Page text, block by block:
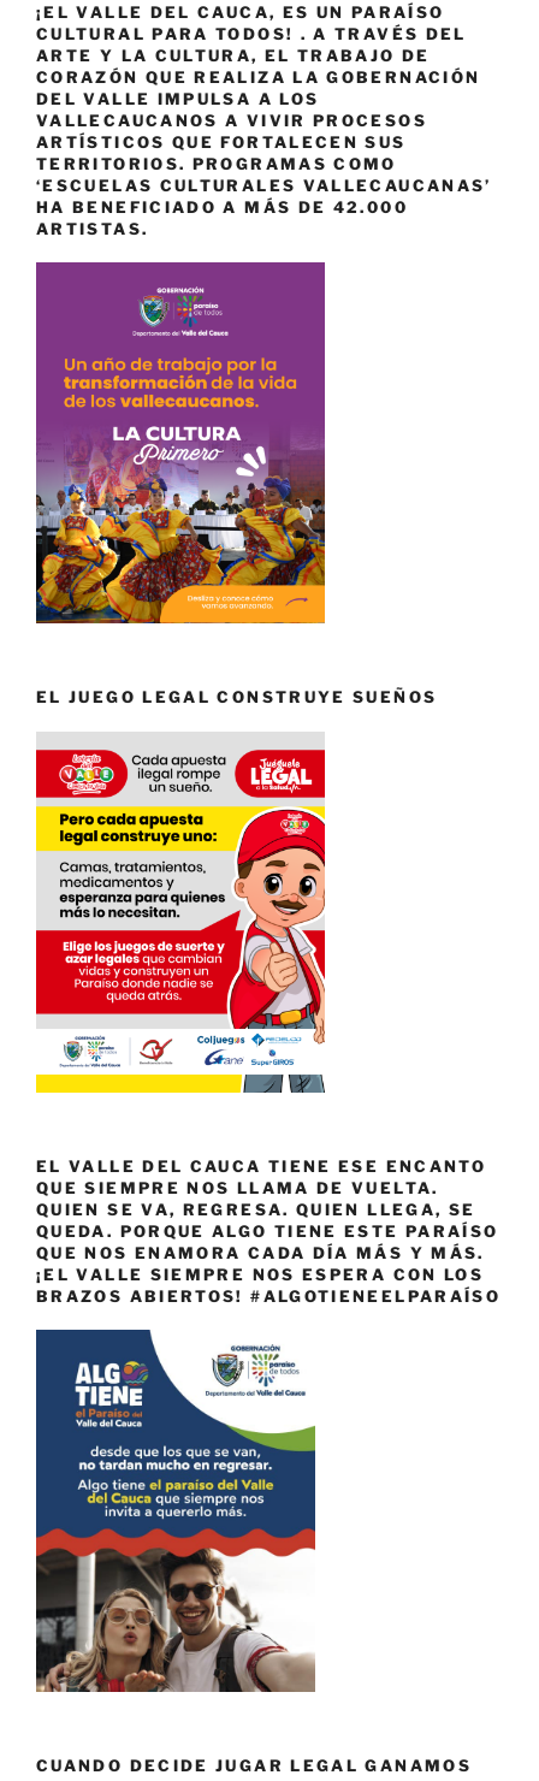
¡EL VALLE DEL CAUCA, ES UN PARAÍSO
CULTURAL PARA TODOS! . A TRAVÉS DEL
ARTE Y LA CULTURA, EL TRABAJO DE
CORAZÓN QUE REALIZA LA GOBERNACIÓN
DEL VALLE IMPULSA A LOS
VALLECAUCANOS A VIVIR PROCESOS
ARTÍSTICOS QUE FORTALECEN SUS
TERRITORIOS. PROGRAMAS COMO
‘ESCUELAS CULTURALES VALLECAUCANAS’
HA BENEFICIADO A MÁS DE 42.000
ARTISTAS.
EL JUEGO LEGAL CONSTRUYE SUEÑOS
EL VALLE DEL CAUCA TIENE ESE ENCANTO
QUE SIEMPRE NOS LLAMA DE VUELTA.
QUIEN SE VA, REGRESA. QUIEN LLEGA, SE
QUEDA. PORQUE ALGO TIENE ESTE PARAÍSO
QUE NOS ENAMORA CADA DÍA MÁS Y MÁS.
¡EL VALLE SIEMPRE NOS ESPERA CON LOS
BRAZOS ABIERTOS! #ALGOTIENEELPARAÍSO
CUANDO DECIDE JUGAR LEGAL GANAMOS